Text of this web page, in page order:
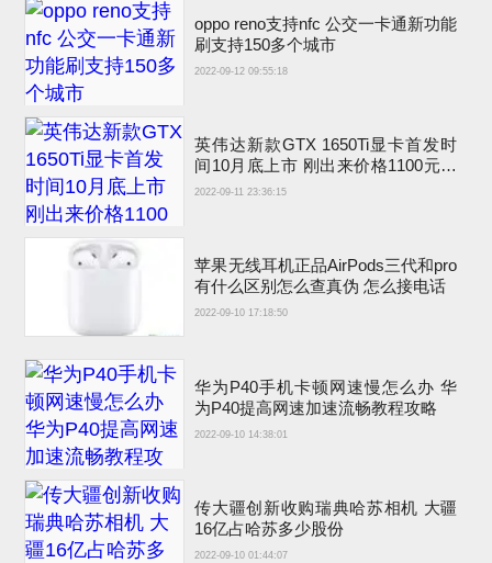
oppo reno支持nfc 公交一卡通新功能
刷支持150多个城市
2022-09-12 09:55:18
英伟达新款GTX 1650Ti显卡首发时
间10月底上市 刚出来价格1100元左
右
2022-09-11 23:36:15
苹果无线耳机正品AirPods三代和pro
有什么区别怎么查真伪 怎么接电话
2022-09-10 17:18:50
华为P40手机卡顿网速慢怎么办 华
为P40提高网速加速流畅教程攻略
2022-09-10 14:38:01
传大疆创新收购瑞典哈苏相机 大疆
16亿占哈苏多少股份
2022-09-10 01:44:07